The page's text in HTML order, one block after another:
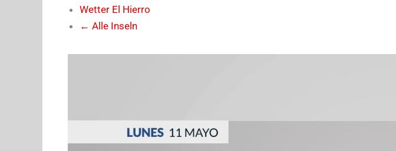
Wetter El Hierro
← Alle Inseln